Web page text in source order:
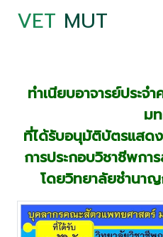
VET MUT
ทำเนียบอาจารย์ประ
ม
ที่ได้รับอนุมัติบัตรแสด
การประกอบวิชาชีพก
โดยวิทยาลัยชำนา